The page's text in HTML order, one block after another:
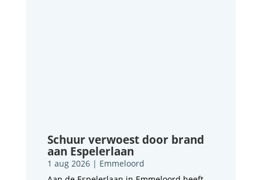
Schuur verwoest door brand
aan Espelerlaan
1 aug 2026| Emmeloord